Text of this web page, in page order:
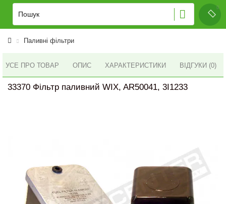
Паливні фільтри
УСЕ ПРО ТОВАР ОПИС ХАРАКТЕРИСТИКИ ВІДГУКИ (0)
33370 Фільтр паливний WIX, AR50041, 3I1233